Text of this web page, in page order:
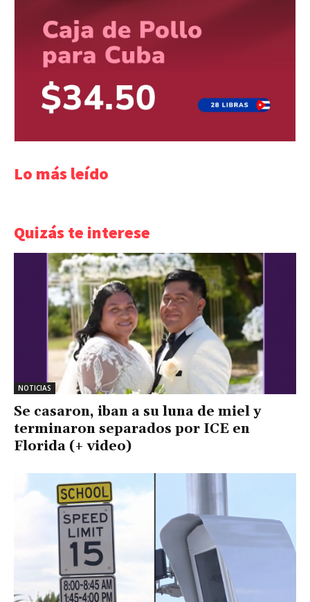
Lo más leído
Quizás te interese
NOTICIAS
Se casaron, iban a su luna de miel y
terminaron separados por ICE en
Florida (+ video)